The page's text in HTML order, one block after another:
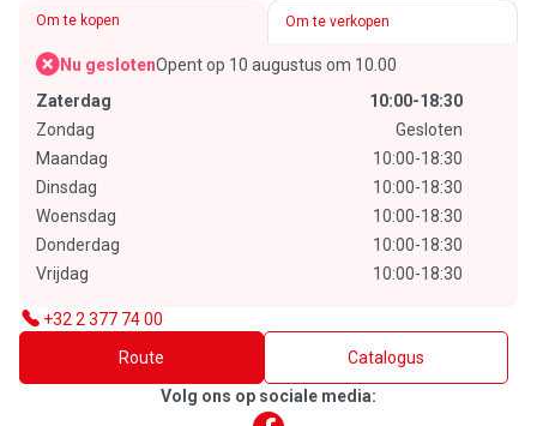
Om te kopen Om te verkopen
Nu geslotenOpent op 10 augustus om 10.00
Zaterdag
10:00-18:30
Zondag
Gesloten
Maandag
10:00-18:30
Dinsdag
10:00-18:30
Woensdag
10:00-18:30
Donderdag
10:00-18:30
Vrijdag
10:00-18:30
+32 2 377 74 00
Route
Catalogus
Volg ons op sociale media: